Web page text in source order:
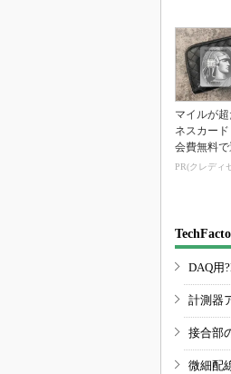
マイルが
ネスカー
会費無料
1.125%
PR(クレディ
DAQ用
計測器
接合部
微細配